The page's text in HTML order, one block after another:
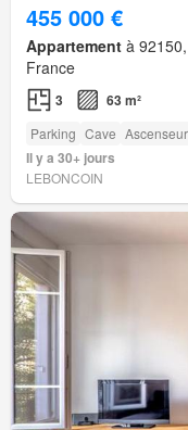
455 000 €
Appartement à
France
3 63 m²
Parking Cave Ascenseur
Il y a 30+ jours
LEBONCOIN